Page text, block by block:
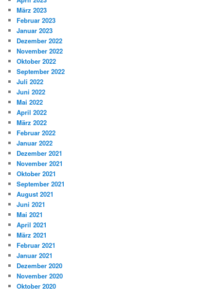
März 2023
Februar 2023
Januar 2023
Dezember 2022
November 2022
Oktober 2022
September 2022
Juli 2022
Juni 2022
Mai 2022
April 2022
März 2022
Februar 2022
Januar 2022
Dezember 2021
November 2021
Oktober 2021
September 2021
August 2021
Juni 2021
Mai 2021
April 2021
März 2021
Februar 2021
Januar 2021
Dezember 2020
November 2020
Oktober 2020